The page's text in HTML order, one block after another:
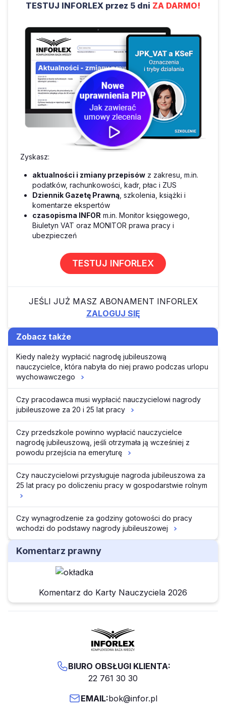
TESTUJ INFORLEX przez 5 dni ZA DARMO!
Zyskasz:
aktualności i zmiany przepisów z zakresu, m.in.
podatków, rachunkowości, kadr, płac i ZUS
Dziennik Gazetę Prawną , szkolenia, książki i
komentarze ekspertów
czasopisma INFOR m.in. Monitor księgowego,
Biuletyn VAT oraz MONITOR prawa pracy i
ubezpieczeń
TESTUJ INFORLEX
JEŚLI JUŻ MASZ ABONAMENT INFORLEX
ZALOGUJ SIĘ
Zobacz także
Kiedy należy wypłacić nagrodę jubileuszową
nauczycielce, która nabyła do niej prawo podczas urlopu
wychowawczego
Czy pracodawca musi wypłacić nauczycielowi nagrody
jubileuszowe za 20 i 25 lat pracy
Czy przedszkole powinno wypłacić nauczycielce
nagrodę jubileuszową, jeśli otrzymała ją wcześniej z
powodu przejścia na emeryturę
Czy nauczycielowi przysługuje nagroda jubileuszowa za
25 lat pracy po doliczeniu pracy w gospodarstwie rolnym
Czy wynagrodzenie za godziny gotowości do pracy
wchodzi do podstawy nagrody jubileuszowej
Komentarz prawny
Komentarz do Karty Nauczyciela 2026
BIURO OBSŁUGI KLIENTA:
22 761 30 30
EMAIL:bok@infor.pl